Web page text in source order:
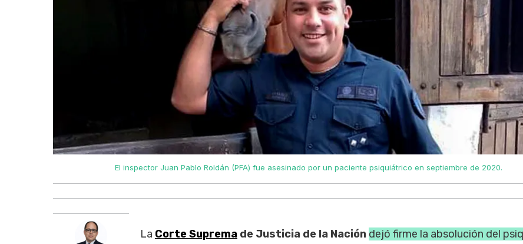
El inspector Juan Pablo Roldán (PFA) fue asesinado por un paciente psiquiátrico en septiembre de 2020.
La Corte Supremade Justicia de la Nación dejó firme la absolución del